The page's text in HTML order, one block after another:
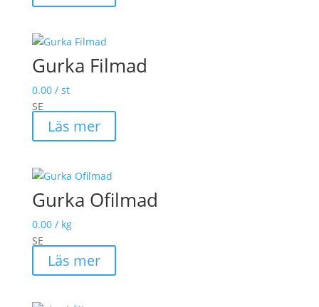
Gurka Filmad
0.00/ st
SE
Läs mer
Gurka Ofilmad
0.00/ kg
SE
Läs mer